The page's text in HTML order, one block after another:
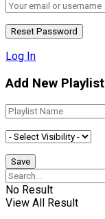
Log In
Add New Playlist
No Result
View All Result